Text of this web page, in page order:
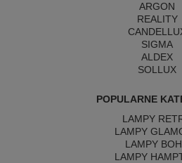
ARGON
REALITY
SIGMA
ALDEX
SOLLUX
POPULARNE
LAMPY
LAMPY
LAMPY
LAMPY